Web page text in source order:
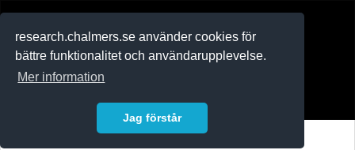
research.chalmers.se använder cookies för
bättre funktionalitet och användarupplevelse.
Mer information
Jag förstår